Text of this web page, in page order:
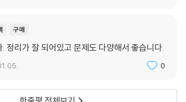
구매
정리가 잘 되어있고 문제도 다양해서 좋습니다.
0